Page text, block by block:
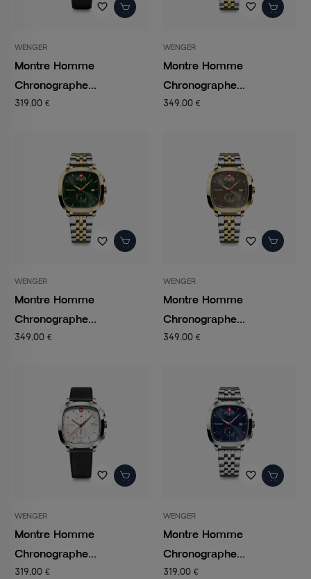
favorite_border
WENGER
Montre Homme
Chronographe...
319,00 €
favorite_border
WENGER
Montre Homme
Chronographe...
349,00 €
favorite_border
WENGER
Montre Homme
Chronographe...
349,00 €
favorite_border
WENGER
Montre Homme
Chronographe...
349,00 €
favorite_border
WENGER
Montre Homme
Chronographe...
319,00 €
favorite_border
WENGER
Montre Homme
Chronographe...
319,00 €